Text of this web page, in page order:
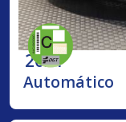
2021
Automático